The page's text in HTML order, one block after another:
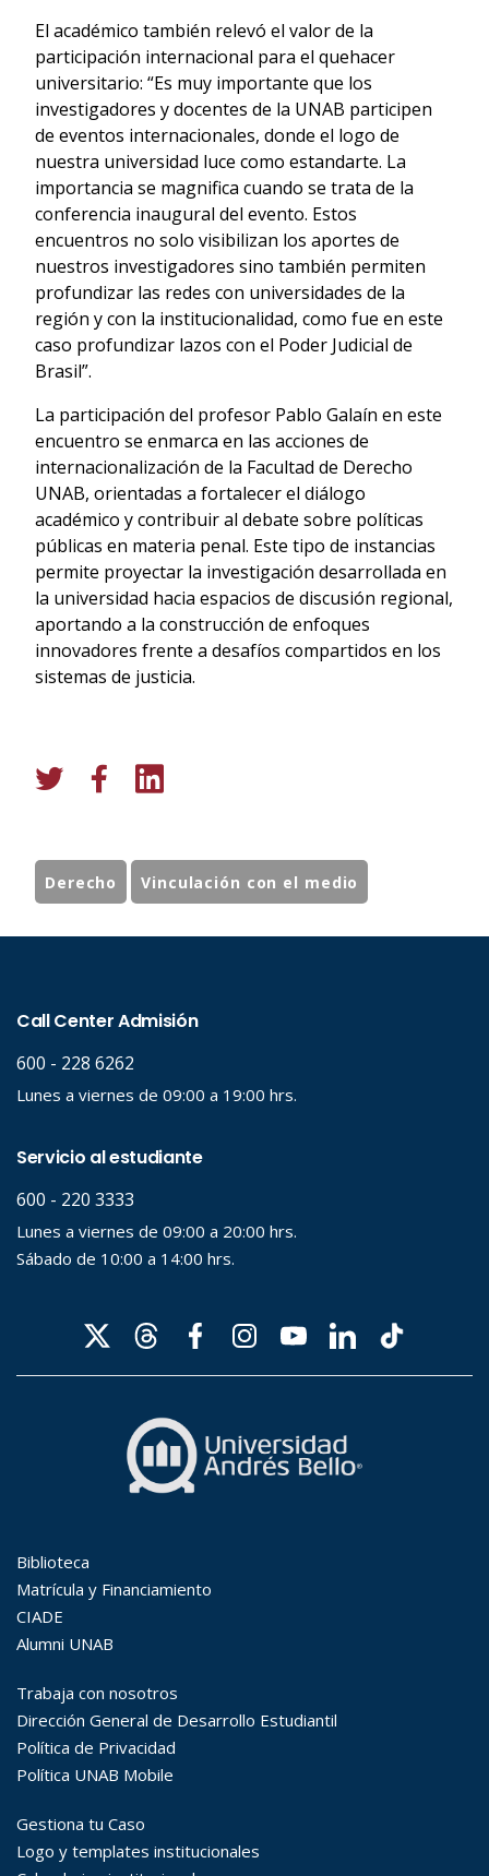
El académico también relevó el valor de la
participación internacional para el quehacer
universitario: “Es muy importante que los
investigadores y docentes de la UNAB participen
de eventos internacionales, donde el logo de
nuestra universidad luce como estandarte. La
importancia se magnifica cuando se trata de la
conferencia inaugural del evento. Estos
encuentros no solo visibilizan los aportes de
nuestros investigadores sino también permiten
profundizar las redes con universidades de la
región y con la institucionalidad, como fue en este
caso profundizar lazos con el Poder Judicial de
Brasil”.
La participación del profesor Pablo Galaín en este
encuentro se enmarca en las acciones de
internacionalización de la Facultad de Derecho
UNAB, orientadas a fortalecer el diálogo
académico y contribuir al debate sobre políticas
públicas en materia penal. Este tipo de instancias
permite proyectar la investigación desarrollada en
la universidad hacia espacios de discusión regional,
aportando a la construcción de enfoques
innovadores frente a desafíos compartidos en los
sistemas de justicia.
Derecho Vinculación con el medio